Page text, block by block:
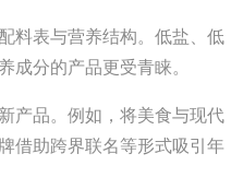
料表与营养结构。低盐、低
分的产品更受青睐。
产品。例如，将美食与现代
借助跨界联名等形式吸引年